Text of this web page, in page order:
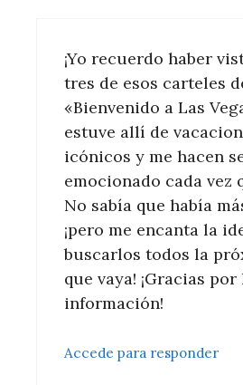
¡Yo recuerdo haber
tres de esos carteles
«Bienvenido a Las
estuve allí de
icónicos y me hacen
emocionado cada vez
No sabía que había
¡pero me encanta la
buscarlos todos la
que vaya! ¡Gracias por
información!
Accede para responder